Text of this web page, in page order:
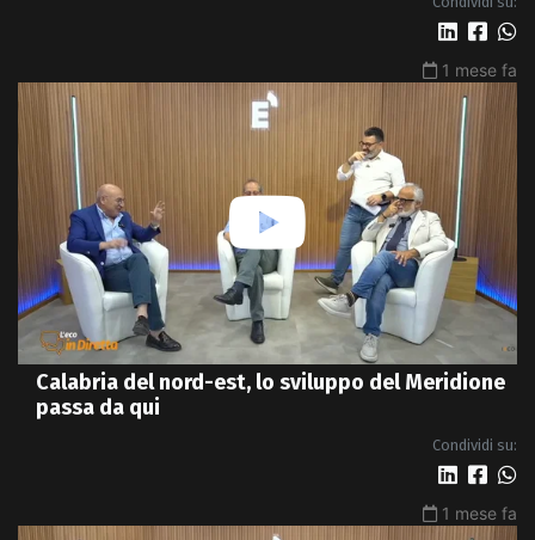
1 mese fa
Calabria del nord-est, lo sviluppo del Meridione
passa da qui
Condividi su:
1 mese fa